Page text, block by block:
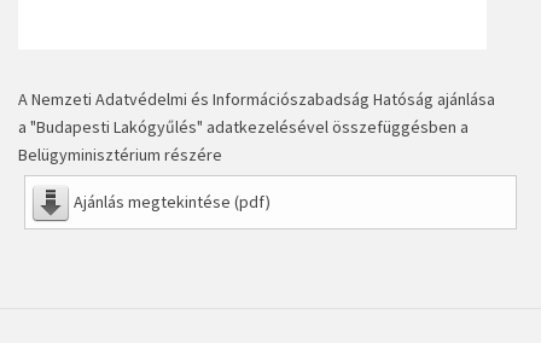
A Nemzeti Adatvédelmi és Információszabadság Hatóság ajánlása
a "Budapesti Lakógyűlés" adatkezelésével összefüggésben a
Belügyminisztérium részére
Ajánlás megtekintése (pdf)